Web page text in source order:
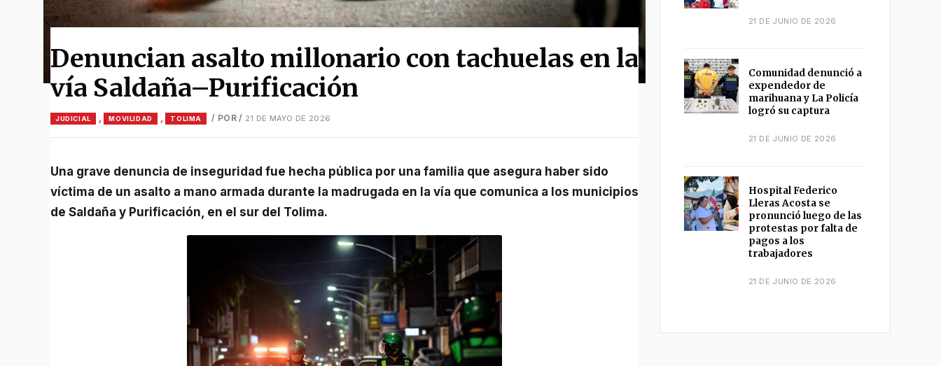
Denuncian asalto millonario con tachuelas en la
vía Saldaña–Purificación
JUDICIAL MOVILIDAD TOLIMA / POR/ 21 DE MAYO DE 2026
Una grave denuncia de inseguridad fue hecha pública por una familia que asegura haber sido
víctima de un asalto a mano armada durante la madrugada en la vía que comunica a los municipios
de Saldaña y Purificación, en el sur del Tolima.
21 DE JUNIO DE 2026
Comunidad denunció a
expendedor de
marihuana y La Policía
logró su captura
21 DE JUNIO DE 2026
Hospital Federico
Lleras Acosta se
pronunció luego de las
protestas por falta de
pagos a los
trabajadores
21 DE JUNIO DE 2026